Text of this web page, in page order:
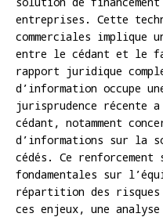
entreprises. Cette
commerciales implique
entre le cédant et le
rapport juridique
d’information occupe
jurisprudence récente
cédant, notamment
d’informations sur la
cédés. Ce renforcement
fondamentales sur
répartition des
ces enjeux, une